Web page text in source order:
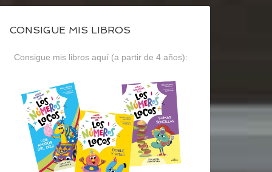
CONSIGUE MIS LIBROS
Consigue mis libros aquí (a partir de 4 años):